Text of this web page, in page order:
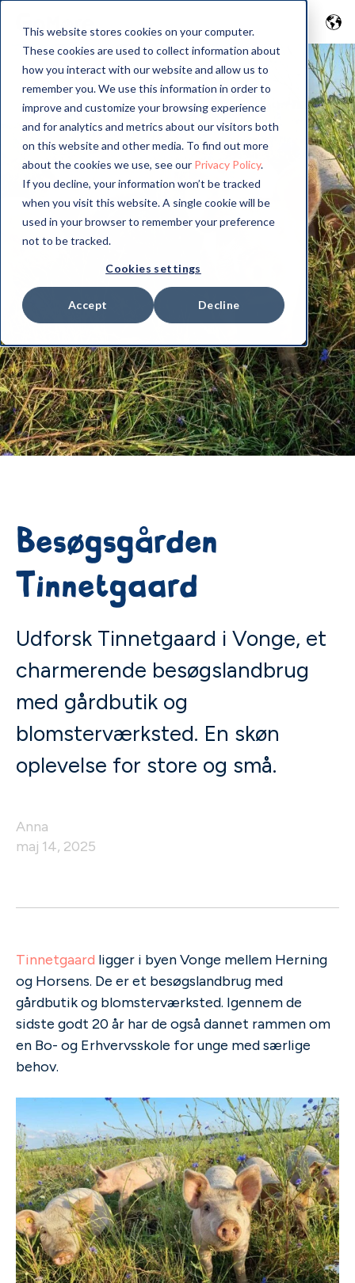
This website stores cookies on your computer.
These cookies are used to collect information about
how you interact with our website and allow us to
remember you. We use this information in order to
improve and customize your browsing experience
and for analytics and metrics about our visitors both
on this website and other media. To find out more
about the cookies we use, see our Privacy Policy.
If you decline, your information won’t be tracked
when you visit this website. A single cookie will be
used in your browser to remember your preference
not to be tracked.
Cookies settings
Accept Decline
Besøgsgården
Tinnetgaard
Udforsk Tinnetgaard i Vonge, et
charmerende besøgslandbrug
med gårdbutik og
blomsterværksted. En skøn
oplevelse for store og små.
Anna
maj 14, 2025
Tinnetgaard ligger i byen Vonge mellem Herning
og Horsens. De er et besøgslandbrug med
gårdbutik og blomsterværksted. Igennem de
sidste godt 20 år har de også dannet rammen om
en Bo- og Erhvervsskole for unge med særlige
behov.